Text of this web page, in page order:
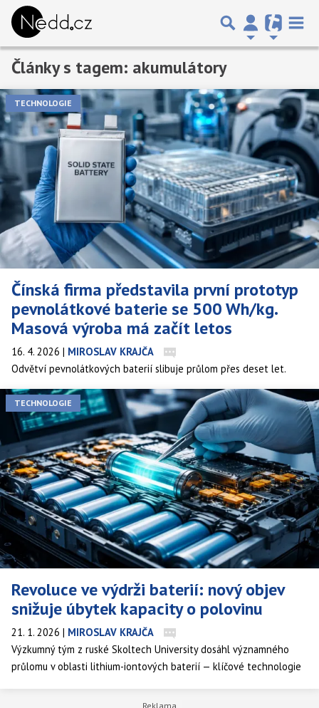
Články s tagem: akumulátory
TECHNOLOGIE
Čínská firma představila první prototyp
pevnolátkové baterie se 500 Wh/kg.
Masová výroba má začít letos
16. 4. 2026 | MIROSLAV KRAJČA
Odvětví pevnolátkových baterií slibuje průlom přes deset let.
Kapalný elektrolyt konvenčních lithium-iontových baterií je
největším zdrojem tepelného úniku, tedy nebezpečí vzplanutí
nebo výbuchu elektromobilu. Pevnolátkové baterie ho nahrazují
pevným materiálem — a slibují zároveň vyšší hustotu energie, delší
životnost i rychlejší nabíjení. Problém byl vždy ten samý: přechod
z laboratoře do průmyslové výroby. Čínská firma Greater Bay
Technology, technologický inkubátor automobilového giganta GAC
Group, nyní tvrdí, že tento problém vyřešila.
TECHNOLOGIE
Revoluce ve výdrži baterií: nový objev
snižuje úbytek kapacity o polovinu
21. 1. 2026 | MIROSLAV KRAJČA
Výzkumný tým z ruské Skoltech University dosáhl významného
průlomu v oblasti lithium-iontových baterií — klíčové technologie
upravili strukturu kathodového materiálu tak, aby zpomalili pokles
Předchozí 1 2 Další